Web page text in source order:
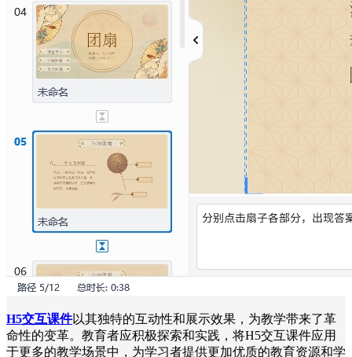
H5交互课件以其独特的互动性和展示效果，为教学带来了革
命性的变革。教育者应积极探索和实践，将H5交互课件应用
于更多的教学场景中，为学习者提供更加优质的教育资源和学